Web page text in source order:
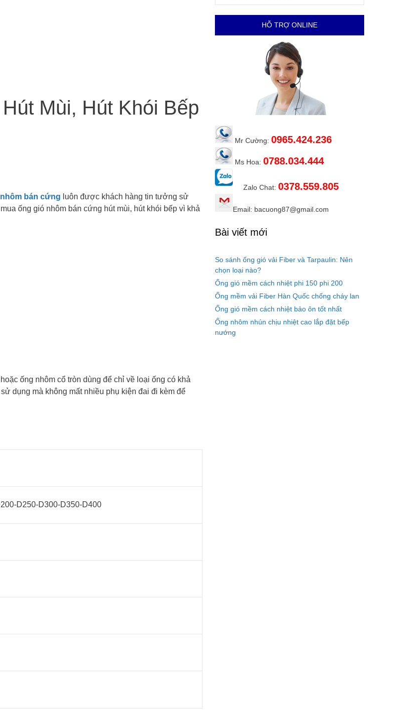
Mùi, Hút Khói Bếp
bán cứng luôn được khách hàng tin tưởng sử
ống gió nhôm bán cứng hút mùi, hút khói bếp vì khả
ống nhôm cổ tròn dùng để chỉ về loại ống có khả
dụng mà không mất nhiều phụ kiện đai đi kèm để
D250-D300-D350-D400
HỖ TRỢ ONLINE
Mr Cường: 0965.424.236
Ms Hoa: 0788.034.444
Zalo Chat: 0378.559.805
Email: bacuong87@gmail.com
Bài viết mới
So sánh ống gió vải Fiber và Tarpaulin: Nên
chọn loại nào?
Ống gió mềm cách nhiệt phi 150 phi 200
Ống mềm vải Fiber Hàn Quốc chống cháy lan
Ống gió mềm cách nhiệt bảo ôn tốt nhất
Ống nhôm nhún chịu nhiệt cao lắp đặt bếp
nướng